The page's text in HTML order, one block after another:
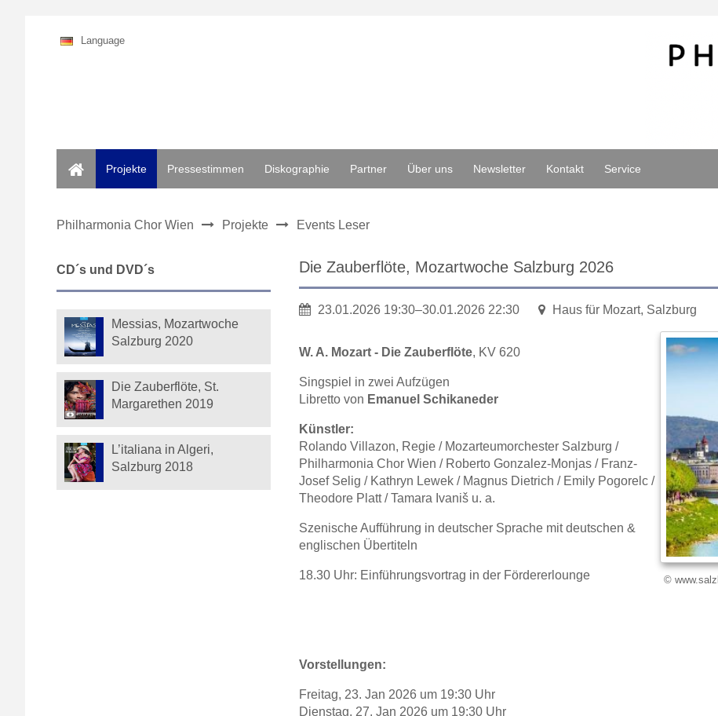
Language
Projekte
Pressestimmen Diskographie Partner Über uns Newsletter Kontakt Service
Philharmonia Chor Wien Projekte Events Leser
Die Zauberflöte, Mozartwoche Salzburg 2026
23.01.2026 19:30–30.01.2026 22:30 Haus für Mozart, Salzburg
©
W. A. Mozart - Die Zauberflöte, KV 620
Singspiel in zwei Aufzügen
Libretto von Emanuel Schikaneder
Künstler:
Rolando Villazon, Regie / Mozarteumorchester Salzburg /
Philharmonia Chor Wien / Roberto Gonzalez-Monjas / Franz-
Josef Selig / Kathryn Lewek / Magnus Dietrich / Emily Pogorelc /
Theodore Platt / Tamara Ivaniš u. a.
Szenische Aufführung in deutscher Sprache mit deutschen &
englischen Übertiteln
18.30 Uhr: Einführungsvortrag in der Fördererlounge
Vorstellungen:
Freitag, 23. Jan 2026 um 19:30 Uhr
Dienstag, 27. Jan 2026 um 19:30 Uhr
CD´s und DVD´s
Messias, Mozartwoche
Salzburg 2020
Die Zauberflöte, St.
Margarethen 2019
L’italiana in Algeri,
Salzburg 2018